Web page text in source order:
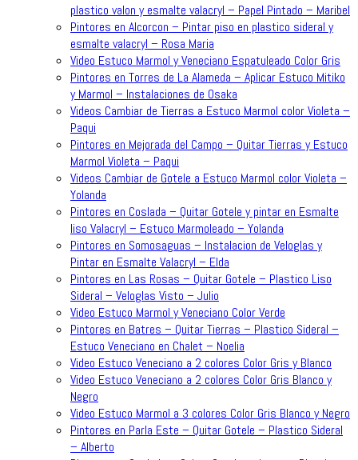
plastico valon y esmalte valacryl – Papel Pintado – Maribel
Pintores en Alcorcon – Pintar piso en plastico sideral y
esmalte valacryl – Rosa Maria
Video Estuco Marmol y Veneciano Espatuleado Color Gris
Pintores en Torres de La Alameda – Aplicar Estuco Mitiko
y Marmol – Instalaciones de Osaka
Videos Cambiar de Tierras a Estuco Marmol color Violeta –
Paqui
Pintores en Mejorada del Campo – Quitar Tierras y Estuco
Marmol Violeta – Paqui
Videos Cambiar de Gotele a Estuco Marmol color Violeta –
Yolanda
Pintores en Coslada – Quitar Gotele y pintar en Esmalte
liso Valacryl – Estuco Marmoleado – Yolanda
Pintores en Somosaguas – Instalacion de Veloglas y
Pintar en Esmalte Valacryl – Elda
Pintores en Las Rosas – Quitar Gotele – Plastico Liso
Sideral – Veloglas Visto – Julio
Video Estuco Marmol y Veneciano Color Verde
Pintores en Batres – Quitar Tierras – Plastico Sideral –
Estuco Veneciano en Chalet – Noelia
Video Estuco Veneciano a 2 colores Color Gris y Blanco
Video Estuco Veneciano a 2 colores Color Gris Blanco y
Negro
Video Estuco Marmol a 3 colores Color Gris Blanco y Negro
Pintores en Parla Este – Quitar Gotele – Plastico Sideral
– Alberto